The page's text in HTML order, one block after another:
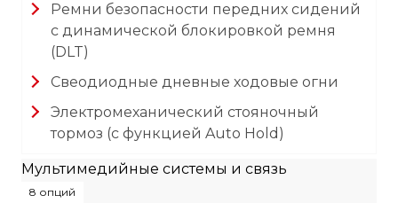
Ремни безопасности передних сидений
с динамической блокировкой ремня
(DLT)
Свеодиодные дневные ходовые огни
Электромеханический стояночный
тормоз (с функцией Auto Hold)
Мультимедийные системы и связь
8 опций